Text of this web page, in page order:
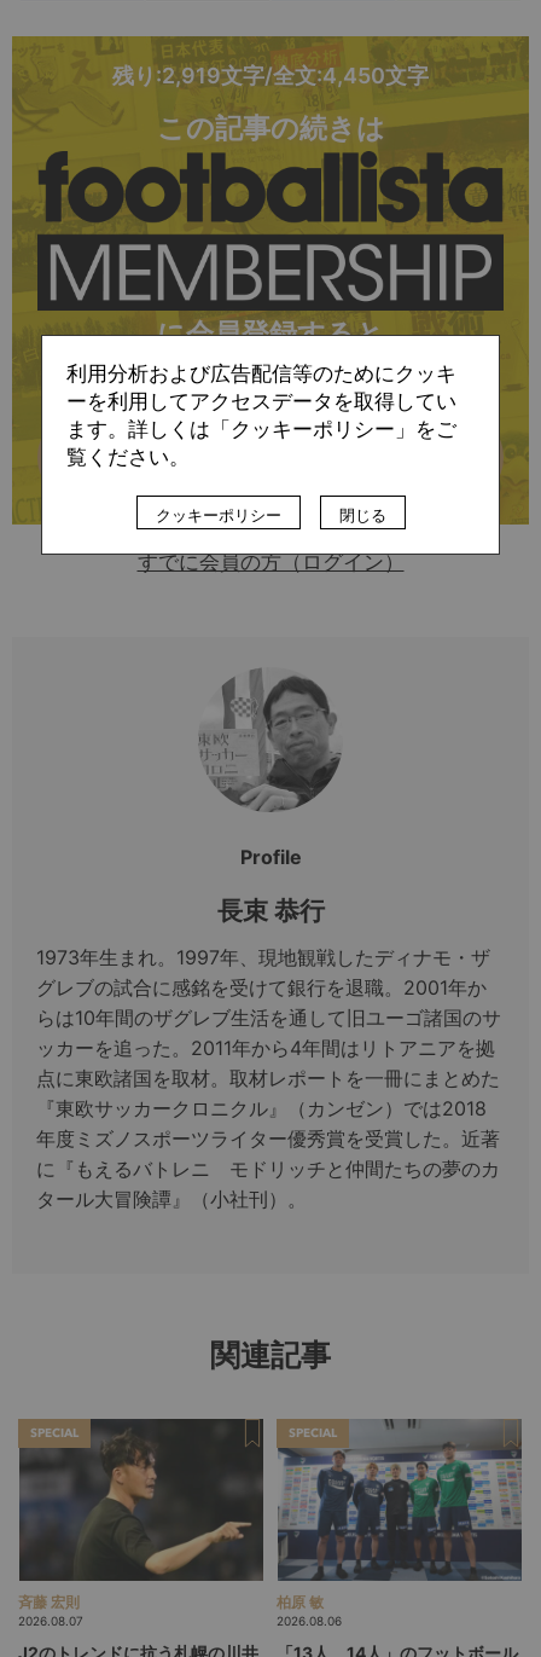
残り:2,919文字/全文:4,450文字
この記事の続きは
に会員登録すると
お読みいただけます
すでに会員の方（ログイン）
Profile
長束 恭行
1973年生まれ。1997年、現地観戦したディナモ・ザ
グレブの試合に感銘を受けて銀行を退職。2001年か
らは10年間のザグレブ生活を通して旧ユーゴ諸国のサ
ッカーを追った。2011年から4年間はリトアニアを拠
点に東欧諸国を取材。取材レポートを一冊にまとめた
『東欧サッカークロニクル』（カンゼン）では2018
年度ミズノスポーツライター優秀賞を受賞した。近著
に『もえるバトレニ モドリッチと仲間たちの夢のカ
タール大冒険譚』（小社刊）。
関連記事
SPECIAL
斉藤 宏則
2026.08.07
SPECIAL
柏原 敏
2026.08.06
利用分析および広告配信等のためにクッキ
ーを利用してアクセスデータを取得してい
ます。詳しくは「クッキーポリシー」をご
覧ください。
クッキーポリシー 閉じる